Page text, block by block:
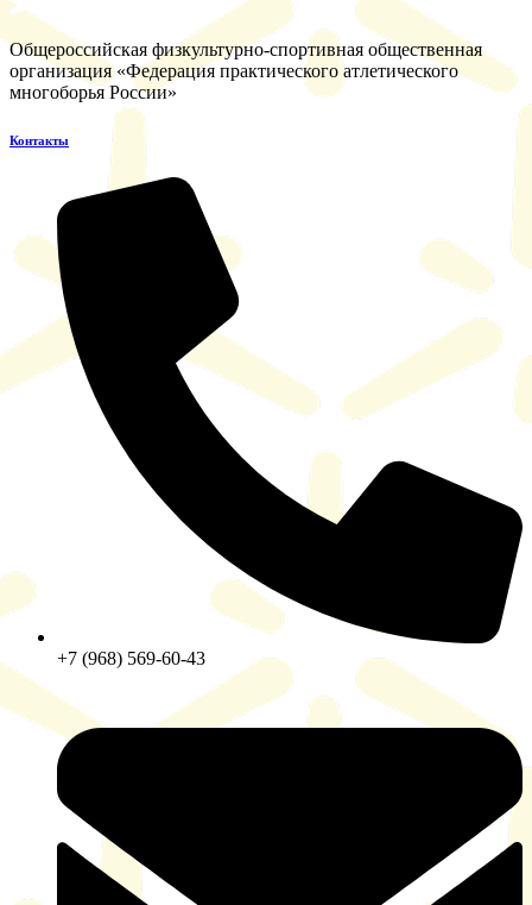
Общероссийская физкультурно-спортивная общественная
организация «Федерация практического атлетического
многоборья России»
Контакты​
+7 (968) 569-60-43